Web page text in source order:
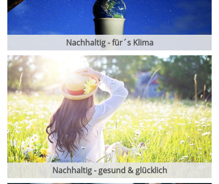
Nachhaltig - für´s Klima
Nachhaltig - gesund & glücklich